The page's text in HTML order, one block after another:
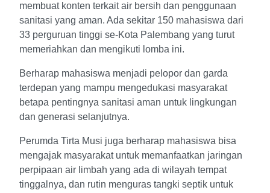
membuat konten terkait air bersih dan penggunaan
sanitasi yang aman. Ada sekitar 150 mahasiswa dari
33 perguruan tinggi se-Kota Palembang yang turut
memeriahkan dan mengikuti lomba ini.
Berharap mahasiswa menjadi pelopor dan garda
terdepan yang mampu mengedukasi masyarakat
betapa pentingnya sanitasi aman untuk lingkungan
dan generasi selanjutnya.
Perumda Tirta Musi juga berharap mahasiswa bisa
mengajak masyarakat untuk memanfaatkan jaringan
perpipaan air limbah yang ada di wilayah tempat
tinggalnya, dan rutin menguras tangki septik untuk